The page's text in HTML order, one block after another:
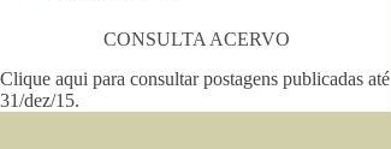
CONSULTA ACERVO
Clique aqui para consultar postagens publicadas até
31/dez/15.